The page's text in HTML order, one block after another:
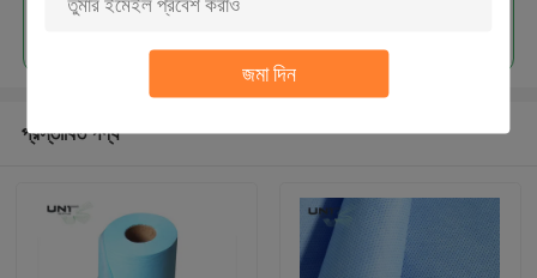
জমা দিন
চালিয়ে
প্রস্তাবিত পণ্য